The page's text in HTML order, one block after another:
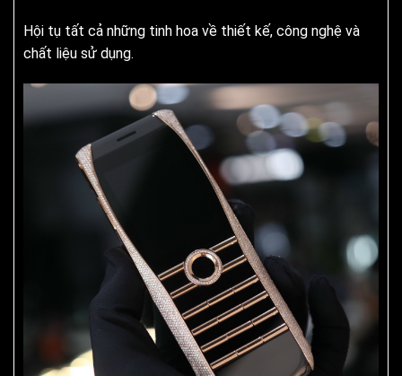
Hội tụ tất cả những tinh hoa về thiết kế, công nghệ và
chất liệu sử dụng.